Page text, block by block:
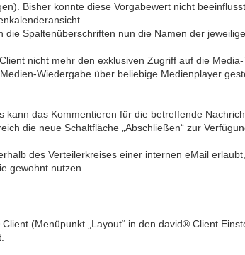
Bisher konnte diese Vorgabewert nicht
Spaltenüberschriften nun die Namen der
nicht mehr den exklusiven Zugriff auf die
Wiedergabe über beliebige Medienplayer
das Kommentieren für die betreffende
die neue Schaltfläche „Abschließen“ zur
des Verteilerkreises einer internen eMail
gewohnt nutzen.
(Menüpunkt „Layout“ in den david® Client